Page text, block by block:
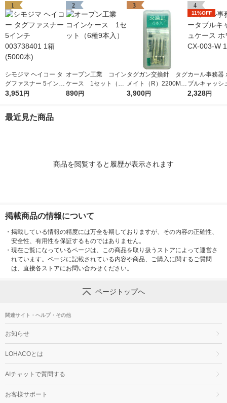
1
シモジマ ヘイコー タ
グファスナー 5インチ
003738401 1箱(5000
3,951円
2
オープン工業 コイン
ケース 1セット（6
種9本入）
890円
3
タグガン交換針 タグ
メイト（R）2200MS
専用スペア針 1袋
3,900円
4
11%OFF
カール事務器
ブルキャッシ
ホワイト CX-
2,328円
最近見た商品
商品を閲覧すると履歴が表示されます
掲載商品の情報について
・ 掲載している情報の精度には万全を期しておりますが、その内容の正確性、
安全性、有用性を保証するものではありません。
・ 現在ご覧になっているページは、この商品を取り扱うストアによって運営さ
れています。ページに記載されている内容や商品、ご購入に関するご質問
は、直接各ストアにお問い合わせください。
ページトップへ
関連サイト・ヘルプ・その他
お知らせ
LOHACOとは
AIチャットで質問する
お客様サポート